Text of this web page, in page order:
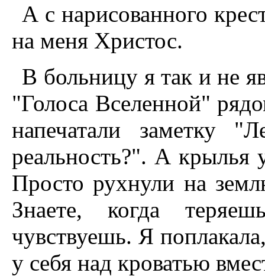
А с нарисованного
на меня Христос.
В больницу я так и не
"Голоса Вселенной"
напечатали заметку
реальность?". А крылья
Просто рухнули на
Знаете, когда
чувствуешь. Я
у себя над кроватью